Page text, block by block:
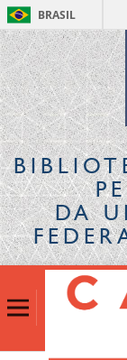
BRASIL
DA